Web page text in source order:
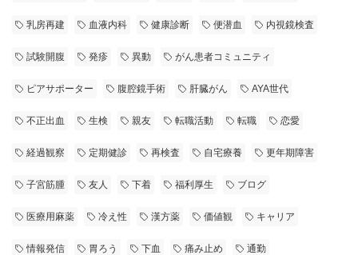
乳房再建 血液内科 健康診断 便潜血 内視鏡検査
試験開腹 発疹 異動 がん患者コミュニティ
ピアサポーター 腹腔鏡手術 肝臓がん AYA世代
不正出血 生検 親友 転職活動 転職 恋愛
経過観察 定期健診 再検査 自宅療養 更年期障害
子宮筋腫 友人 下着 福利厚生 ブログ
医療用麻薬 冷え性 漢方薬 価値観 キャリア
情報発信 胃ろう 下血 痛み止め 通勤